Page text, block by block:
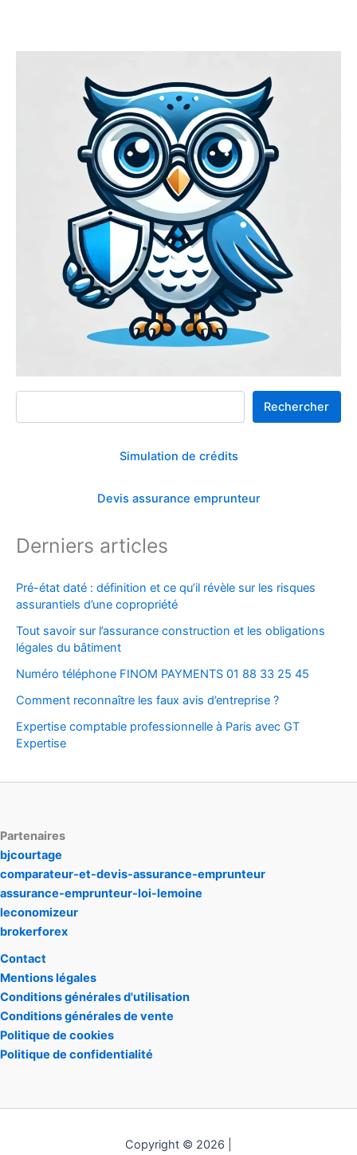
Rechercher
Rechercher
Simulation de crédits
Devis assurance emprunteur
Derniers articles
Pré-état daté : définition et ce qu’il révèle sur les risques
assurantiels d’une copropriété
Tout savoir sur l’assurance construction et les obligations
légales du bâtiment
Numéro téléphone FINOM PAYMENTS 01 88 33 25 45
Comment reconnaître les faux avis d’entreprise ?
Expertise comptable professionnelle à Paris avec GT
Expertise
Partenaires
bjcourtage
comparateur-et-devis-assurance-emprunteur
assurance-emprunteur-loi-lemoine
leconomizeur
brokerforex
Contact
Mentions légales
Conditions générales d'utilisation
Conditions générales de vente
Politique de cookies
Politique de confidentialité
Copyright © 2026 |